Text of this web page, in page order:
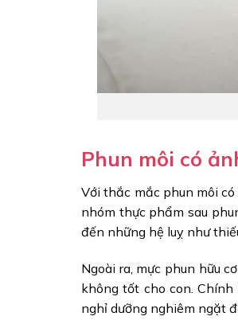
Phun môi có
Với thắc mắc phun môi
nhóm thực phẩm sau
đến những hệ luỵ như
Ngoài ra, mực phun hữu
không tốt cho con.
nghỉ dưỡng nghiêm ngặt